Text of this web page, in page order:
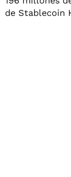
de Stablecoin